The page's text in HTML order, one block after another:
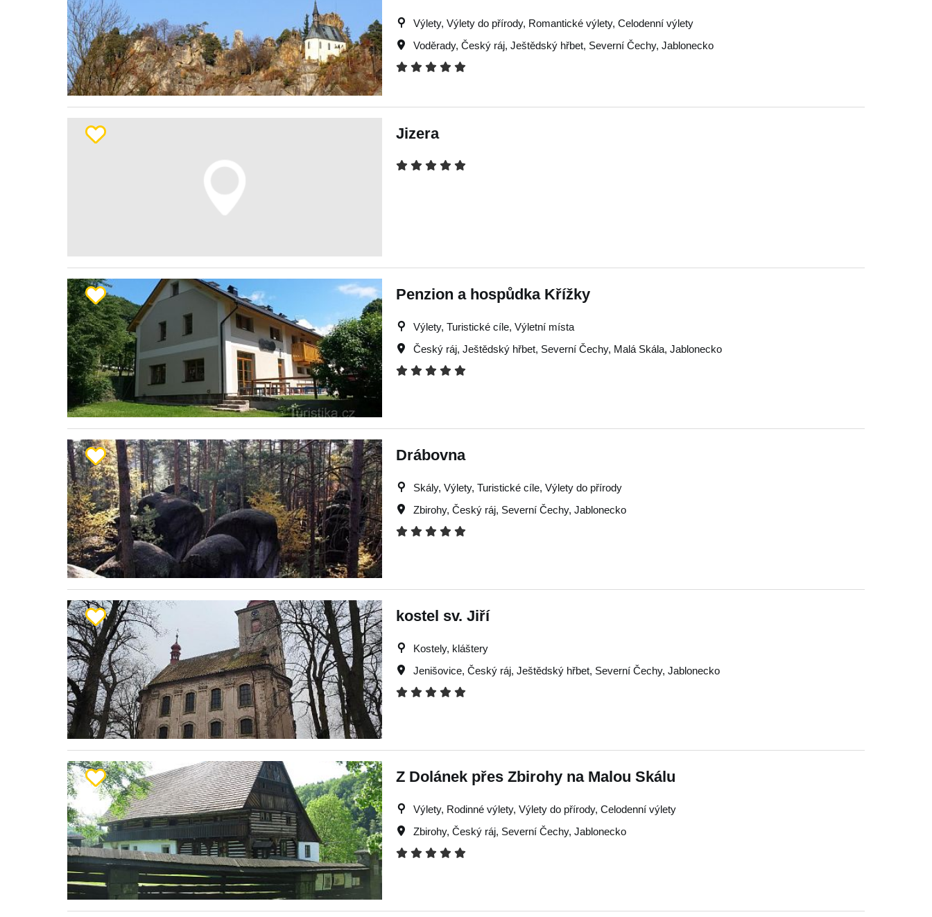
Výlety, Výlety do přírody, Romantické výlety, Celodenní výlety
Voděrady, Český ráj, Ještědský hřbet, Severní Čechy, Jablonecko
Jizera
Penzion a hospůdka Křížky
Výlety, Turistické cíle, Výletní místa
Český ráj, Ještědský hřbet, Severní Čechy, Malá Skála, Jablonecko
Drábovna
Skály, Výlety, Turistické cíle, Výlety do přírody
Zbirohy, Český ráj, Severní Čechy, Jablonecko
kostel sv. Jiří
Kostely, kláštery
Jenišovice, Český ráj, Ještědský hřbet, Severní Čechy, Jablonecko
Z Dolánek přes Zbirohy na Malou Skálu
Výlety, Rodinné výlety, Výlety do přírody, Celodenní výlety
Zbirohy, Český ráj, Severní Čechy, Jablonecko